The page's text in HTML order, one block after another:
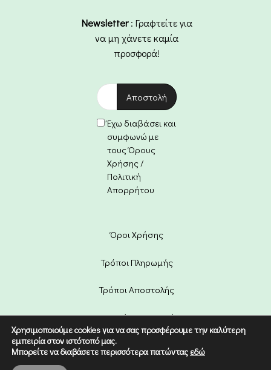
Newsletter: Γραφτείτε για
να μη χάνετε καμία
προσφορά!
Έχω διαβάσει και
συμφωνώ με
τους Όρους
Χρήσης /
Πολιτική
Απορρήτου
Όροι Χρήσης
Τρόποι Πληρωμής
Τρόποι Αποστολής
Πολιτική Επιστροφών
Copyright © 2022 Etico. Designed
Χρησιμοποιούμε cookies για να σας προσφέρουμε την καλύτερη
εμπειρία στον ιστότοπό μας.
Μπορείτε να διαβάσετε περισσότερα πατώντας εδώ